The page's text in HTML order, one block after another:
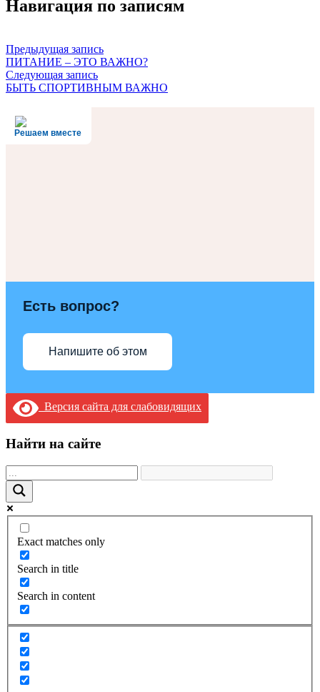
Навигация по записям
Предыдущая запись
ПИТАНИЕ – ЭТО ВАЖНО?
Следующая запись
БЫТЬ СПОРТИВНЫМ ВАЖНО
Решаем вместе
Есть вопрос?
Напишите об этом
Версия сайта для слабовидящих
Найти на сайте
Exact matches only
Search in title
Search in content